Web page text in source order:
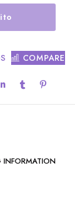
COMPARE
INFORMATION